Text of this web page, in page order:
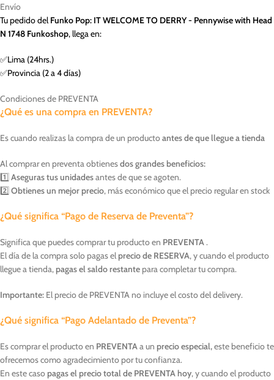
Envío
Tu pedido delFunko Pop: IT WELCOME TO DERRY - Pennywise with Head
N 1748 Funkoshop, llega en:
✅Lima (24hrs.)
✅Provincia (2 a 4 días)
Condiciones de PREVENTA
¿Qué es una compra en PREVENTA?
Es cuando realizas la compra de un productoantes de que llegue a tienda
Al comprar en preventa obtienesdos grandes beneficios:
1️⃣ Aseguras tus unidadesantes de que se agoten.
2️⃣ Obtienes un mejor precio, más económico que el precio regular en stock
¿Qué significa “Pago de Reserva de Preventa”?
Significa que puedes comprar tu producto en PREVENTA.
El día de la compra solo pagas elprecio de RESERVA, y cuando el producto
llegue a tienda,pagas el saldo restante para completar tu compra.
Importante: El precio de PREVENTA no incluye el costo del delivery.
¿Qué significa “Pago Adelantado de Preventa”?
Es comprar el producto en PREVENTAa un precio especial,este beneficio te
ofrecemos como agradecimiento por tu confianza.
En este casopagas el precio total de PREVENTA hoy, y cuando el producto